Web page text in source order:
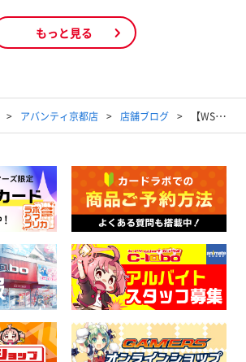
もっと見る
アバンティ京都店 店舗ブログ 【WS・BS】黄金の……【DBH】